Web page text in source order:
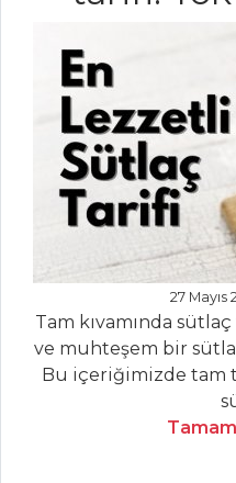
Tarifleri
MEZELER
Çerkez Tavuğu
KARİDESLİ
KAREVİZ PÜRESİ
Peynirli
Mezeler Tüm
Tarifleri
27 Mayıs
Tam kıvamında
ve muhteşem bir
Bu içeriğimizde tam